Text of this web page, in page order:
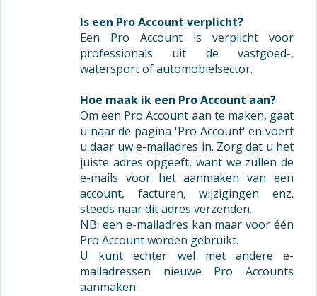
Is een Pro Account verplicht?
Een Pro Account is verplicht voor
professionals uit de vastgoed-,
watersport of automobielsector.
Hoe maak ik een Pro Account aan?
Om een Pro Account aan te maken, gaat
u naar de pagina 'Pro Account' en voert
u daar uw e-mailadres in. Zorg dat u het
juiste adres opgeeft, want we zullen de
e-mails voor het aanmaken van een
account, facturen, wijzigingen enz.
steeds naar dit adres verzenden.
NB: een e-mailadres kan maar voor één
Pro Account worden gebruikt.
U kunt echter wel met andere e-
mailadressen nieuwe Pro Accounts
aanmaken.